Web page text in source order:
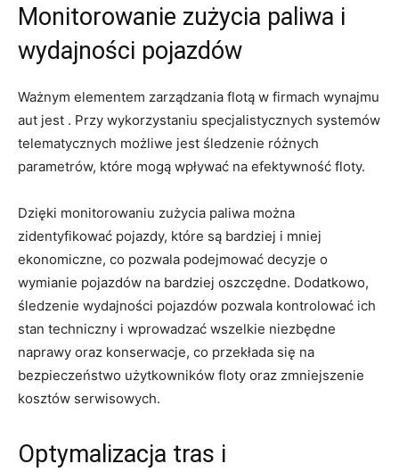
Monitorowanie ‌zużycia paliwa i⁤
wydajności pojazdów
Ważnym​ elementem zarządzania flotą w firmach wynajmu
aut jest . Przy wykorzystaniu specjalistycznych‌ systemów⁣
telematycznych możliwe jest śledzenie różnych
parametrów,​ które ⁣mogą wpływać na efektywność floty.
Dzięki monitorowaniu zużycia ⁤paliwa można
zidentyfikować pojazdy, które‍ są bardziej i mniej
ekonomiczne, co ​pozwala podejmować decyzje o
wymianie‍ pojazdów ⁣na bardziej oszczędne. Dodatkowo,
śledzenie wydajności pojazdów pozwala ‍kontrolować ich
stan⁤ techniczny i wprowadzać wszelkie niezbędne
naprawy oraz konserwacje, co przekłada się na
bezpieczeństwo użytkowników ⁢floty oraz zmniejszenie
kosztów⁣ serwisowych.
Optymalizacja tras i